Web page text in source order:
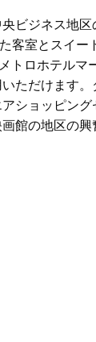
ビジネス地
客室とスイー
トロホテルマ
ただけます
ショッピン
館の地区の興
客室とスイー